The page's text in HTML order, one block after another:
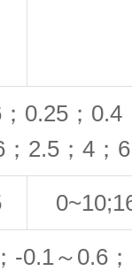
； 0.25 ； 0.4
； 2.5； 4； 6
-0.1～ 0.6；